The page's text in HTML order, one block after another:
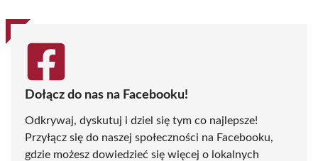
Dołącz do nas na Facebooku!
Odkrywaj, dyskutuj i dziel się tym co najlepsze!
Przyłącz się do naszej społeczności na Facebooku,
gdzie możesz dowiedzieć się więcej o lokalnych